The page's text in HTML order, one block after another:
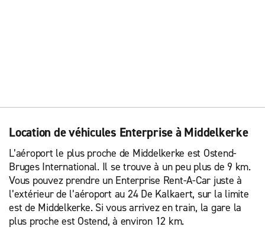
Location de véhicules Enterprise à Middelkerke
L’aéroport le plus proche de Middelkerke est Ostend-
Bruges International. Il se trouve à un peu plus de 9 km.
Vous pouvez prendre un Enterprise Rent-A-Car juste à
l’extérieur de l’aéroport au 24 De Kalkaert, sur la limite
est de Middelkerke. Si vous arrivez en train, la gare la
plus proche est Ostend, à environ 12 km.